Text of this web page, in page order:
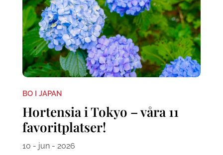
BO I JAPAN
Hortensia i Tokyo – våra 11
favoritplatser!
10 - jun - 2026